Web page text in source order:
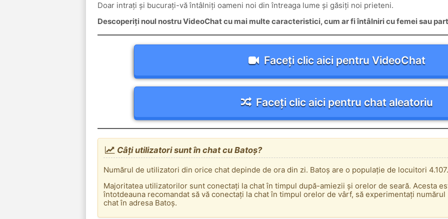
Doar intrați și bucurați-vă întâlniți oameni noi din întreaga lume și găsiți noi prieteni.
Descoperiți noul nostru VideoChat cu mai multe caracteristici, cum ar fi întâlniri cu femei sau
Faceți clic aici pentru VideoChat
Faceți clic aici pentru chat aleatoriu
Câți utilizatori sunt în chat cu Batoș?
Numărul de utilizatori din orice chat depinde de ora din zi. Batoș are o populație de locuitori 4.107.
Majoritatea utilizatorilor sunt conectați la chat în timpul după-amiezii și orelor de seară. Acesta
întotdeauna recomandat să vă conectați la chat în timpul orelor de vârf, să experimentați
chat în adresa Batoș.